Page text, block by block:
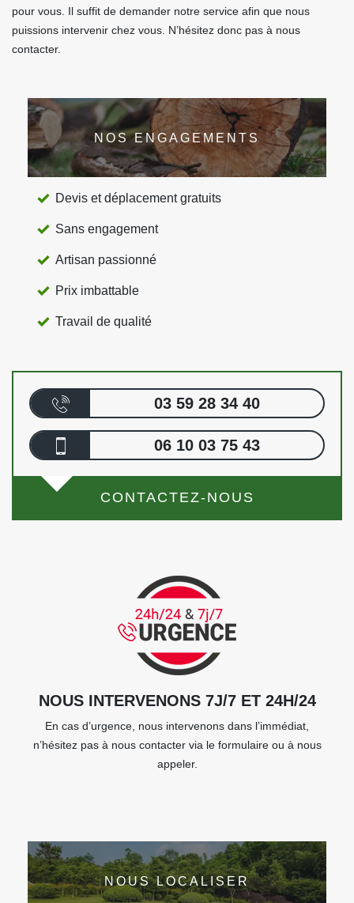
pour vous. Il suffit de demander notre service afin que nous
puissions intervenir chez vous. N’hésitez donc pas à nous
contacter.
NOS ENGAGEMENTS
Devis et déplacement gratuits
Sans engagement
Artisan passionné
Prix imbattable
Travail de qualité
03 59 28 34 40
06 10 03 75 43
CONTACTEZ-NOUS
NOUS INTERVENONS 7J/7 ET 24H/24
En cas d’urgence, nous intervenons dans l’immédiat,
n’hésitez pas à nous contacter via le formulaire ou à nous
appeler.
NOUS LOCALISER